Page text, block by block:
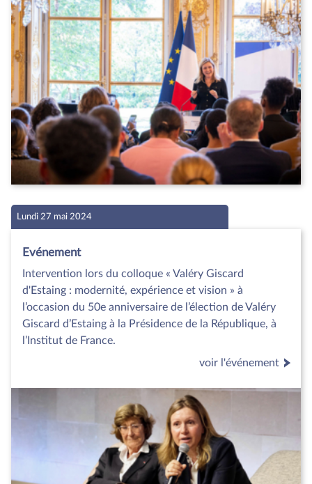
Lundi 27 mai 2024
Evénement
Intervention lors du colloque « Valéry Giscard
d'Estaing : modernité, expérience et vision » à
l’occasion du 50e anniversaire de l’élection de Valéry
Giscard d’Estaing à la Présidence de la République, à
l’Institut de France.
voir l'événement